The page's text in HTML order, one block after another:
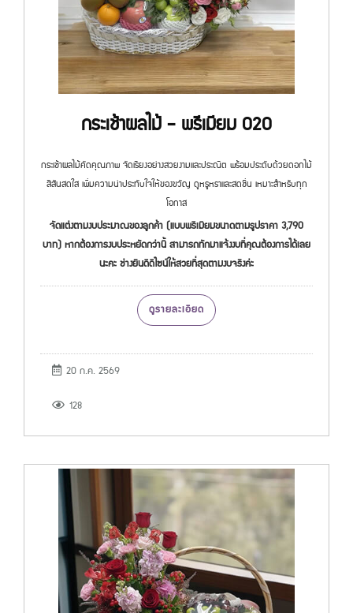
กระเช้าผลไม้ - พรีเมียม 020
กระเช้าผลไม้คัดคุณภาพ จัดเรียงอย่างสวยงามและประณีต พร้อมประดับด้วยดอกไม้
สีสันสดใส เพิ่มความน่าประทับใจให้ของขวัญ ดูหรูหราและสดชื่น เหมาะสำหรับทุก
โอกาส
จัดแต่งตามงบประมาณของลูกค้า (แบบพรีเมียมขนาดตามรูปราคา 3,790
บาท) หากต้องการงบประหยัดกว่านี้ สามารถทักมาแจ้งงบที่คุณต้องการได้เลย
นะคะ ช่างยินดีดีไซน์ให้สวยที่สุดตามงบจริงค่ะ
ดูรายละเอียด
20 ก.ค. 2569
128